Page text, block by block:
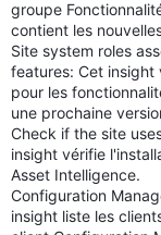
groupe
contient les
Site system roles
features: Cet insight
pour les
une prochaine
Check if the site
insight vérifie
Asset Intelligence.
Configuration
insight liste les